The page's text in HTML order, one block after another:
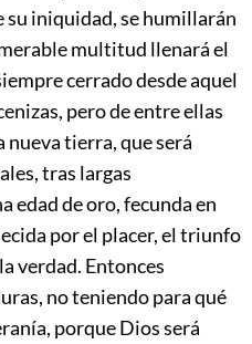
su iniquidad, se humillarán
multitud llenará el
cerrado desde aquel
pero de entre ellas
nueva tierra, que será
tras largas
edad de oro, fecunda en
por el placer, el triunfo
verdad. Entonces
no teniendo para qué
porque Dios será